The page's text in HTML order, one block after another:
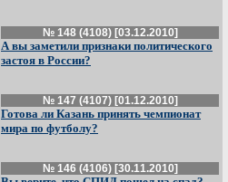
№ 148 (4108) [03.12.2010]
А вы заметили признаки политического
застоя в России?
№ 147 (4107) [01.12.2010]
Готова ли Казань принять чемпионат
мира по футболу?
№ 146 (4106) [30.11.2010]